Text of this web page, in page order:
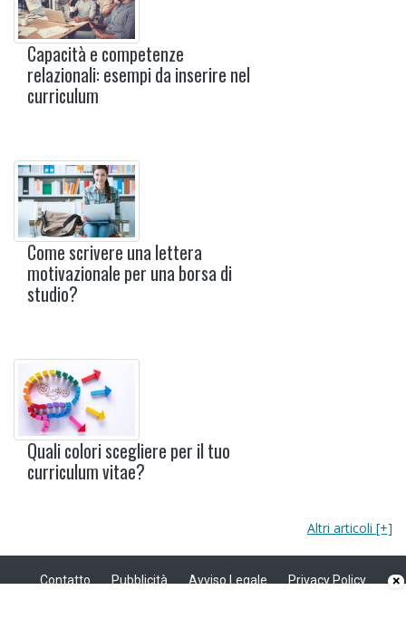
Capacità e competenze
relazionali: esempi da inserire nel
curriculum
Come scrivere una lettera
motivazionale per una borsa di
studio?
Quali colori scegliere per il tuo
curriculum vitae?
Altri articoli [+]
Contatto Pubblicità Avviso Legale
Privacy Policy
×